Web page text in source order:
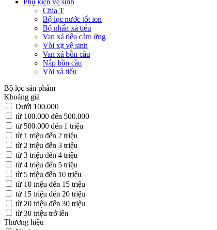
Phụ kiện vệ sinh
Chia T
Bộ lọc nước tốt ion
Bộ nhấn xả tiểu
Van xả tiểu cảm ứng
Vòi xịt vệ sinh
Van xả bồn cầu
Nắp bồn cầu
Vòi xả tiểu
Bộ lọc sản phẩm
Khoảng giá
Dưới 100.000
từ 100.000 đến 500.000
từ 500.000 đến 1 triệu
từ 1 triệu đến 2 triệu
từ 2 triệu đến 3 triệu
từ 3 triệu đến 4 triệu
từ 4 triệu đến 5 triệu
từ 5 triệu đến 10 triệu
từ 10 triệu đến 15 triệu
từ 15 triệu đến 20 triệu
từ 20 triệu đến 30 triệu
từ 30 triệu trở lên
Thương hiệu